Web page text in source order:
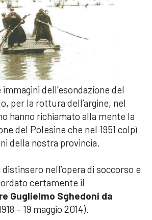
dell’esondazione del
per la rottura dell’argine, nel
hanno richiamato alla mente la
del Polesine che nel 1951 colpì
della nostra provincia.
nell’opera di soccorso e
certamente il
Guglielmo Sghedoni da
– 19 maggio 2014).